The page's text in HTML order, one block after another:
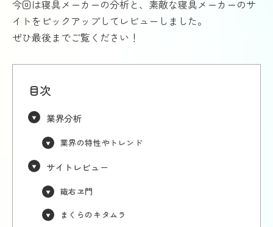
今回は寝具メーカーの分析と、素敵な寝具メーカーのサ
イトをピックアップしてレビューしました。
ぜひ最後までご覧ください！
目次
業界分析
業界の特性やトレンド
サイトレビュー
織右ヱ門
まくらのキタムラ